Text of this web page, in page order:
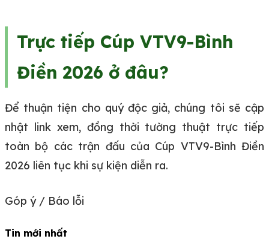
Trực tiếp Cúp VTV9-Bình
Điền 2026 ở đâu?
Để thuận tiện cho quý độc giả, chúng tôi sẽ cập
nhật link xem, đồng thời tường thuật trực tiếp
toàn bộ các trận đấu của Cúp VTV9-Bình Điền
2026 liên tục khi sự kiện diễn ra.
Góp ý / Báo lỗi
Tin mới nhất